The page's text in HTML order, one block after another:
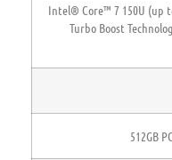
Intel® Core™ 7 150U (up
Turbo Boost
512GB